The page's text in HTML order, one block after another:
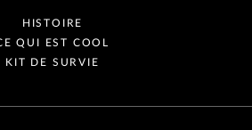
HISTOIRE
QUI EST COOL
KIT DE SURVIE